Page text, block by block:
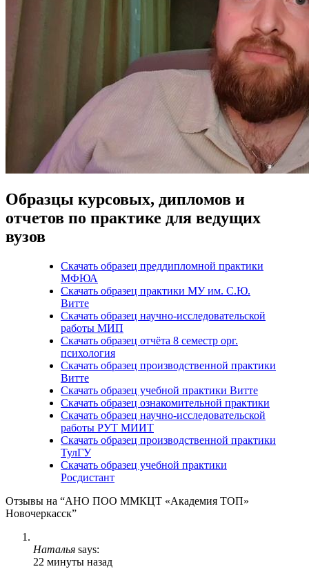
Образцы курсовых, дипломов и
отчетов по практике для ведущих
вузов
Скачать образец преддипломной практики
МФЮА
Скачать образец практики МУ им. С.Ю.
Витте
Скачать образец научно-исследовательской
работы МИП
Скачать образец отчёта 8 семестр орг.
психология
Скачать образец производственной практики
Витте
Скачать образец учебной практики Витте
Скачать образец ознакомительной практики
Скачать образец научно-исследовательской
работы РУТ МИИТ
Скачать образец производственной практики
ТулГУ
Скачать образец учебной практики
Росдистант
Отзывы на “АНО ПОО ММКЦТ «Академия ТОП»
Новочеркасск”
Наталья says:
22 минуты назад